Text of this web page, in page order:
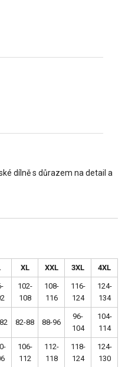
dílně s důrazem na detail a
XL XXL 3XL 4XL
102-
108
108-
116
116-
124
124-
134
82-88 88-96
96-
104
104-
114
106-
112
112-
118
118-
124
124-
130